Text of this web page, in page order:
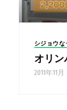
シジョウな
オリン
2011年11月